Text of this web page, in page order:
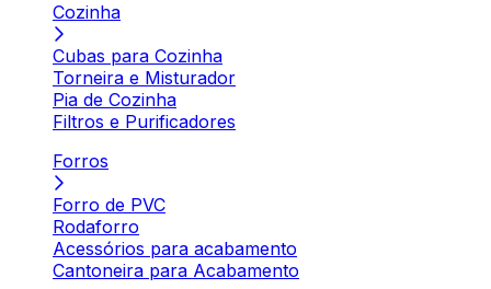
Cozinha
Cubas para Cozinha
Torneira e Misturador
Pia de Cozinha
Filtros e Purificadores
Forros
Forro de PVC
Rodaforro
Acessórios para acabamento
Cantoneira para Acabamento